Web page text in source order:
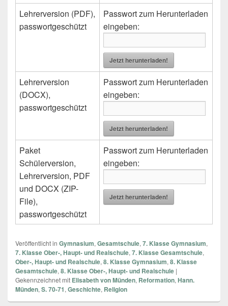
Lehrerversion (PDF),
passwortgeschützt
Passwort zum Herunterladen
eingeben:
Jetzt herunterladen!
Lehrerversion
(DOCX),
passwortgeschützt
Passwort zum Herunterladen
eingeben:
Jetzt herunterladen!
Paket
Schülerversion,
Lehrerversion, PDF
und DOCX (ZIP-
File),
passwortgeschützt
Passwort zum Herunterladen
eingeben:
Jetzt herunterladen!
Veröffentlicht in Gymnasium, Gesamtschule, 7. Klasse Gymnasium,
7. Klasse Ober-, Haupt- und Realschule, 7. Klasse Gesamtschule,
Ober-, Haupt- und Realschule, 8. Klasse Gymnasium, 8. Klasse
Gesamtschule, 8. Klasse Ober-, Haupt- und Realschule |
Gekennzeichnet mit Elisabeth von Münden, Reformation, Hann.
Münden, S. 70-71, Geschichte, Religion